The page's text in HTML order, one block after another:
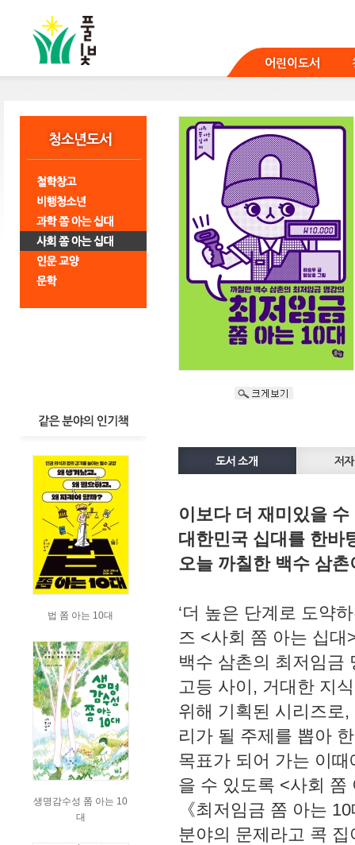
어린이도서
법 쫌 아는 10대
생명감수성 쫌 아는 10
대
이보다 더 재미있을
대한민국 십대를 한바
오늘 까칠한 백수 삼
‘더 높은 단계로 도약
즈 <사회 쫌 아는 십대
백수 삼촌의 최저임금
고등 사이, 거대한 지
위해 기획된 시리즈로
리가 될 주제를 뽑아
목표가 되어 가는 이때
을 수 있도록 <사회 쫌
《최저임금 쫌 아는
분야의 문제라고 콕